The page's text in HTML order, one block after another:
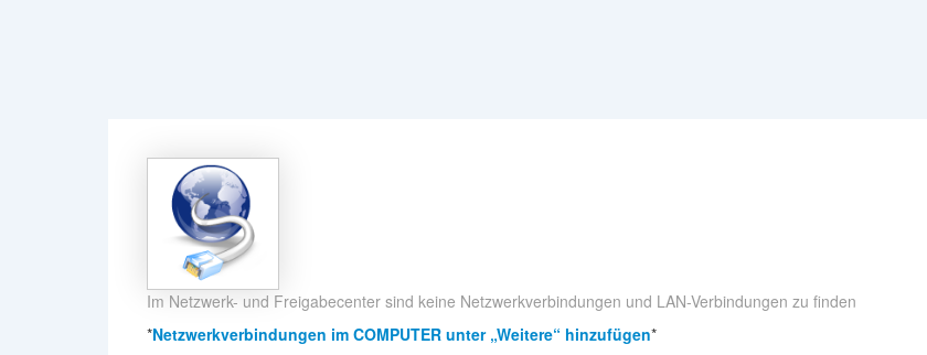
Im Netzwerk- und Freigabecenter sind keine Netzwerkverbindungen und LAN-Verbindungen zu finden
*Netzwerkverbindungen im COMPUTER unter „Weitere“ hinzufügen*